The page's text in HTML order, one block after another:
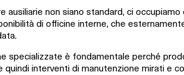
ausiliarie non siano standard, ci occupiamo
di officine interne, che
specializzate è fondamentale perché
quindi interventi di manutenzione mirati e